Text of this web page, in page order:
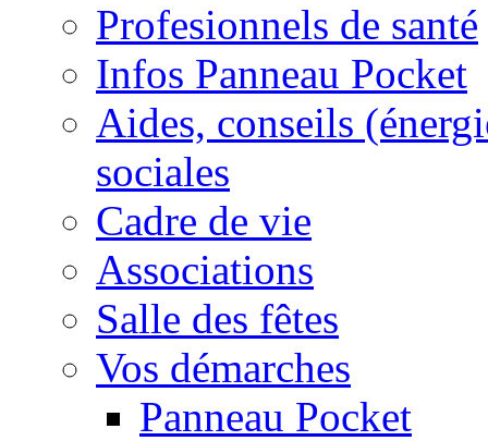
Profesionnels de santé
Infos Panneau Pocket
Aides, conseils
sociales
Cadre de vie
Associations
Salle des fêtes
Vos démarches
Panneau Pocket